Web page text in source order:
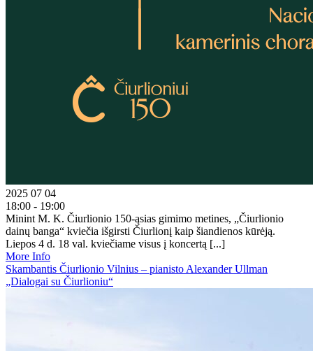
2025 07 04
18:00 - 19:00
Minint M. K. Čiurlionio 150-ąsias gimimo metines, „Čiurlionio
dainų banga“ kviečia išgirsti Čiurlionį kaip šiandienos kūrėją.
Liepos 4 d. 18 val. kviečiame visus į koncertą [...]
More Info
Skambantis Čiurlionio Vilnius – pianisto Alexander Ullman
„Dialogai su Čiurlioniu“